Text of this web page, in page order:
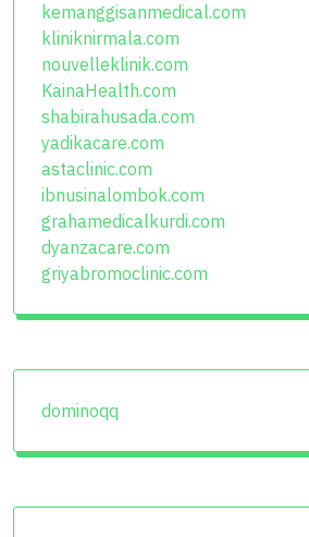
kemanggisanmedical.com
kliniknirmala.com
nouvelleklinik.com
KainaHealth.com
shabirahusada.com
yadikacare.com
astaclinic.com
ibnusinalombok.com
grahamedicalkurdi.com
dyanzacare.com
griyabromoclinic.com
dominoqq